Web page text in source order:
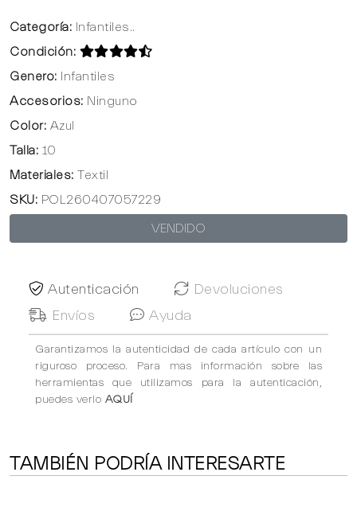
Categoría: Infantiles..
Condición:
Genero: Infantiles
Accesorios: Ninguno
Color: Azul
Talla: 10
Materiales: Textil
SKU: POL260407057229
VENDIDO
Autenticación
Devoluciones
Envíos
Ayuda
Garantizamos la autenticidad de cada artículo con un
riguroso proceso. Para mas información sobre las
herramientas que utilizamos para la autenticación,
puedes verlo AQUÍ
TAMBIÉN PODRÍA INTERESARTE